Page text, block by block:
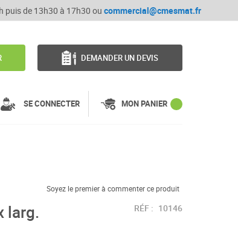
puis de 13h30 à 17h30 ou commercial@cmesmat.fr
DEMANDER UN DEVIS
SE CONNECTER MON PANIER
Soyez le premier à commenter ce produit
larg.
RÉF : 10146